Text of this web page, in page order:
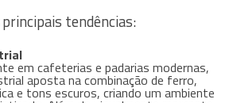
tendências:
em cafeterias e padarias modernas,
aposta na combinação de ferro,
e tons escuros, criando um ambiente